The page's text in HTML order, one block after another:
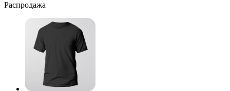
Распродажа